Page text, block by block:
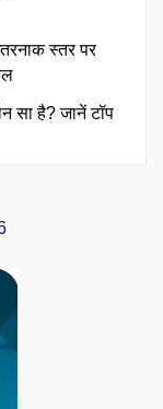
स्तर पर
सा है? जानें टॉप